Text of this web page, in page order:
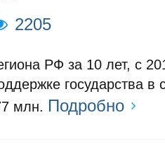
2205
РФ за 10 лет, с
государства в
млн. Подробно